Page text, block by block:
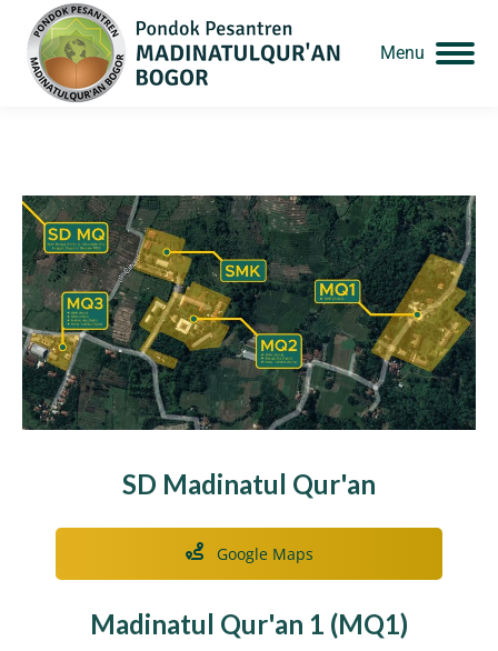
Menu
SD Madinatul Qur'an
Google Maps
Madinatul Qur'an 1 (MQ1)